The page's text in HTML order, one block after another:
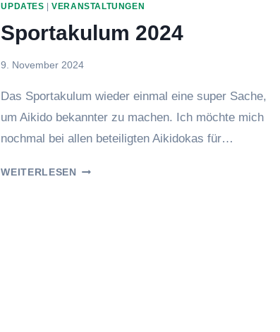
UPDATES |VERANSTALTUNGEN
Sportakulum 2024
Von
9. November 2024
Das Sportakulum wieder einmal eine super Sache,
um Aikido bekannter zu machen. Ich möchte mich
nochmal bei allen beteiligten Aikidokas für…
WEITERLESENSPORTAKULUM